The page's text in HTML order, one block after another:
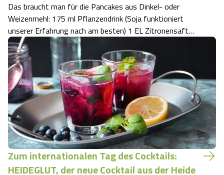
Das braucht man für die Pancakes aus Dinkel- oder
Weizenmehl: 175 ml Pflanzendrink (Soja funktioniert
unserer Erfahrung nach am besten) 1 EL Zitronensaft
100 g Dinkelmehl Type 630 oder Weizenmehl Type 550 2
EL Zucker 1 EL Vanillezucker 1/2 TL Backpulver 1/4 TL
Natron 1 Prise Salz neutrales Öl zum …
Zum internationalen Tag des Cocktails:
HEIDEGLUT, der neue Cocktail aus der Heide